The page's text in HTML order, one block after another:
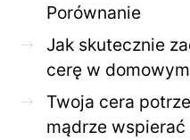
Porównanie
Jak skutecznie
cerę w
Twoja cera
mądrze